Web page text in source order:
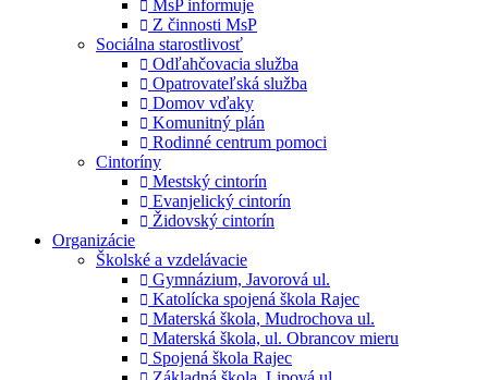
MsP informuje
Z činnosti MsP
Sociálna starostlivosť
Odľahčovacia služba
Opatrovateľská služba
Domov vďaky
Komunitný plán
Rodinné centrum pomoci
Cintoríny
Mestský cintorín
Evanjelický cintorín
Židovský cintorín
Organizácie
Školské a vzdelávacie
Gymnázium, Javorová ul.
Katolícka spojená škola Rajec
Materská škola, Mudrochova ul.
Materská škola, ul. Obrancov mieru
Spojená škola Rajec